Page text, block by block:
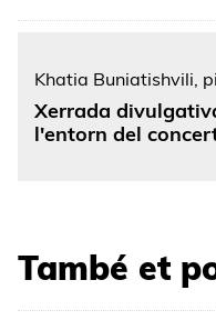
Khatia Buniatishvili,
Xerrada
l'entorn del
També et